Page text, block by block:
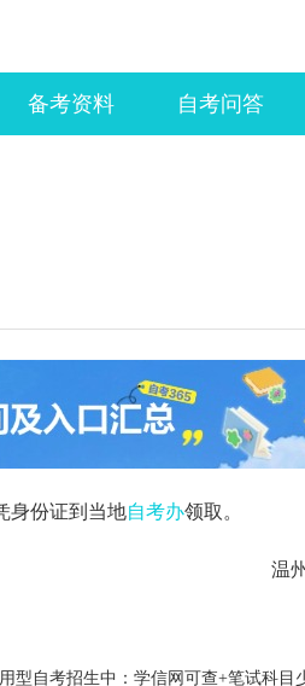
备考资料 自考问答
身份证到当地自考办领取。
温
型自考招生中：学信网可查+笔试科目